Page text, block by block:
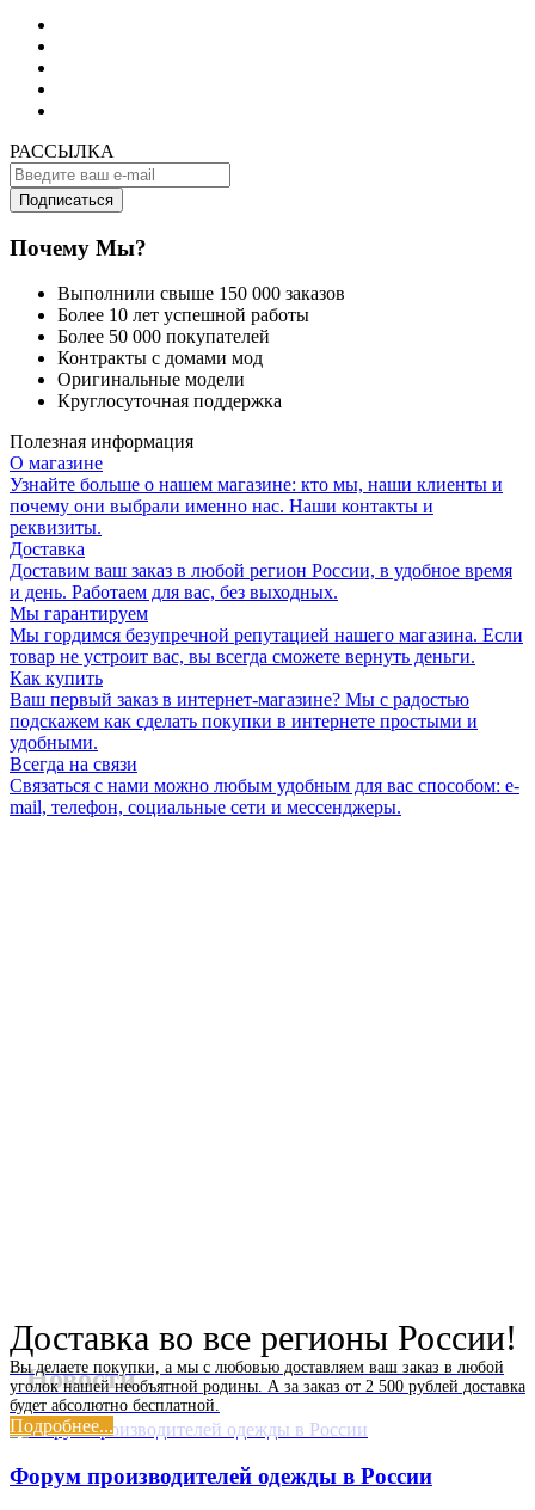
РАССЫЛКА
Подписаться
Почему Мы?
Выполнили свыше 150 000 заказов
Более 10 лет успешной работы
Более 50 000 покупателей
Контракты с домами мод
Оригинальные модели
Круглосуточная поддержка
Полезная информация
О магазине
Узнайте больше о нашем магазине: кто мы, наши клиенты и
почему они выбрали именно нас. Наши контакты и
реквизиты.
Доставка
Доставим ваш заказ в любой регион России, в удобное время
и день. Работаем для вас, без выходных.
Мы гарантируем
Мы гордимся безупречной репутацией нашего магазина. Если
товар не устроит вас, вы всегда сможете вернуть деньги.
Как купить
Ваш первый заказ в интернет-магазине? Мы с радостью
подскажем как сделать покупки в интернете простыми и
удобными.
Всегда на связи
Связаться с нами можно любым удобным для вас способом: e-
mail, телефон, социальные сети и мессенджеры.
Доставка во все регионы России!
Вы делаете покупки, а мы с любовью доставляем ваш заказ в любой
уголок нашей необъятной родины. А за заказ от 2 500 рублей доставка
будет абсолютно бесплатной.
Подробнее...
Новости
Форум производителей одежды в России